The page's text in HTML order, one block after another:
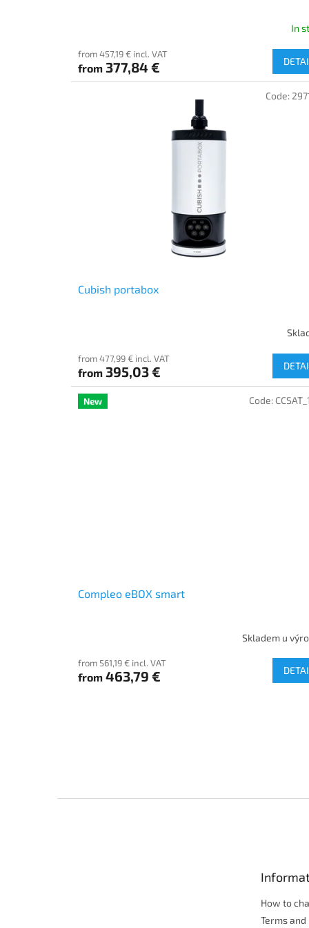
In
from 457,19 € incl. VAT
from 377,84 €
Cubish portabox
from 477,99 € incl. VAT
from 395,03 €
Code:
New
Compleo eBOX smart
Skladem u
from 561,19 € incl. VAT
from 463,79 €
Code:
How to
Terms